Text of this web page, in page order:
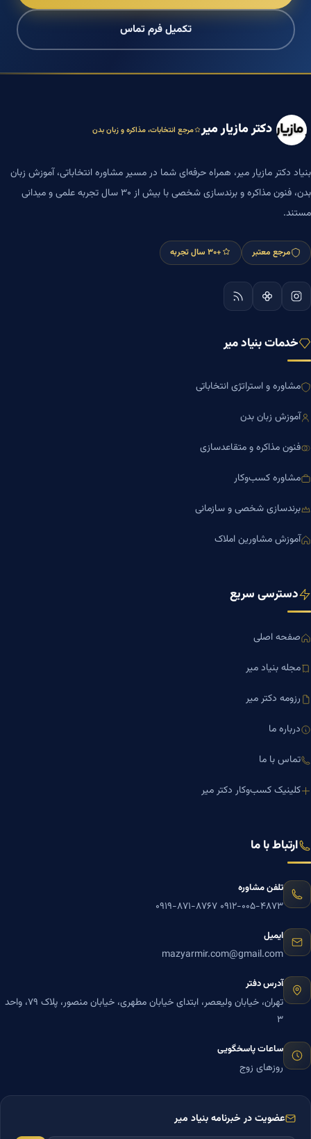
تکمیل فرم تماس
دکتر مازیار میر مرجع انتخابات، مذاکره و زبان بدن
بنیاد دکتر مازیار میر، همراه حرفه‌ای شما در مسیر مشاوره انتخاباتی، آموزش زبان
بدن، فنون مذاکره و برندسازی شخصی با بیش از ۳۰ سال تجربه علمی و میدانی
مستند.
مرجع معتبر +۳۰ سال تجربه
خدمات بنیاد میر
مشاوره و استراتژی انتخاباتی
آموزش زبان بدن
فنون مذاکره و متقاعدسازی
مشاوره کسب‌وکار
برندسازی شخصی و سازمانی
آموزش مشاورین املاک
دسترسی سریع
صفحه اصلی
مجله بنیاد میر
رزومه دکتر میر
درباره ما
تماس با ما
کلینیک کسب‌وکار دکتر میر
ارتباط با ما
تلفن مشاوره
۰۹۱۲-۰۰۵-۴۸۷۳ ۰۹۱۹-۸۷۱-۸۷۶۷
ایمیل
mazyarmir.com@gmail.com
آدرس دفتر
تهران، خیابان ولیعصر، ابتدای خیابان مطهری، خیابان منصور، پلاک ۷۹، واحد
۳
ساعات پاسخگویی
روزهای زوج
عضویت در خبرنامه بنیاد میر